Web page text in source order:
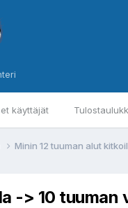
käyttäjät
Minin 12 tuuman alut
-> 10